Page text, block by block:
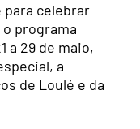
para celebrar
programa
a 29 de maio,
a
de Loulé e da